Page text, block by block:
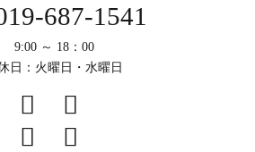
687-1541
9:00 ～ 18：00
日：火曜日・水曜日